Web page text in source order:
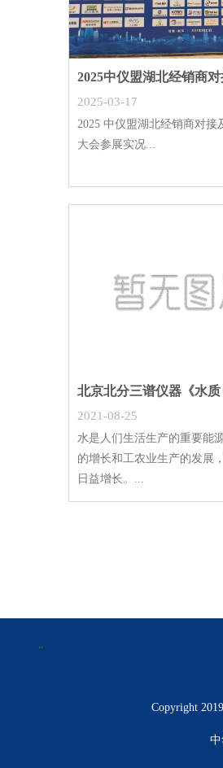
2025-03-17
2025 中仪盟湖北经销商对接
大会参展实况...
2021-08-25
水是人们生活生产的重要能
的增长和工农业生产的发展
日益增长。...
“
Copyright